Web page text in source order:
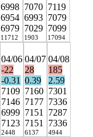
6998
6954
6979
11712
7070
6993
7029
1903
7119
7079
7099
17094
04/06
-22
-0.31
7109
7146
6999
7123
2448
04/07
28
0.39
7160
7177
7151
7151
6137
04/08
185
2.59
7301
7336
7287
7336
4944